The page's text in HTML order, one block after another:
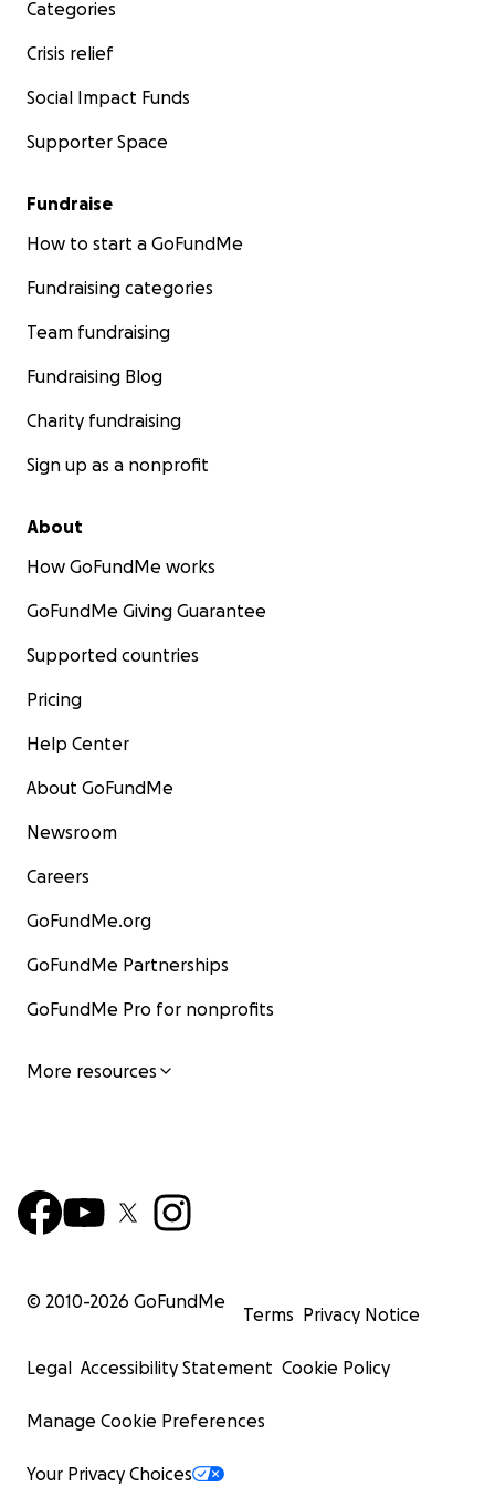
risonanza magnetica
scorrendo in basso.
*Rispetto a quanto scritto in precedenza, la micetta
Categories
Crisis relief
Social Impact Funds
Supporter Space
Fundraise
How to start a GoFundMe
Fundraising categories
Team fundraising
Fundraising Blog
Charity fundraising
Sign up as a nonprofit
About
How GoFundMe works
GoFundMe Giving Guarantee
Supported countries
Pricing
Help Center
About GoFundMe
Newsroom
Careers
GoFundMe.org
GoFundMe Partnerships
GoFundMe Pro for nonprofits
More resources
© 2010-2026 GoFundMe
Terms Privacy Notice
Legal Accessibility Statement Cookie Policy
Manage Cookie Preferences
Your Privacy Choices